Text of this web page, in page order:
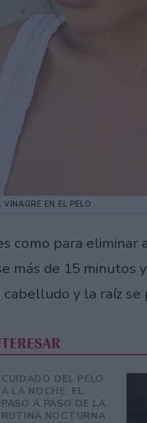
EN EL PELO
como para eliminar
más de 15 minutos
y la raíz se
CUIDADO DEL PELO
A LA NOCHE: EL
PASO A PASO DE LA
RUTINA NOCTURNA